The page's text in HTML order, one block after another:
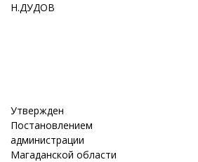
Н.ДУДОВ
Утвержден
Постановлением
администрации
Магаданской области